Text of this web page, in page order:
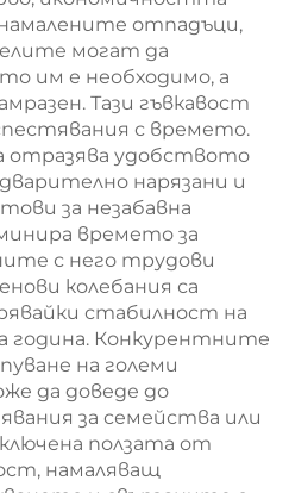
отпадъци,
могат да
им е необходимо, а
Тази гъвкавост
с времето.
отразява удобството
нарязани и
за незабавна
времето за
с него трудови
колебания са
стабилност на
година. Конкурентните
на големи
да доведе до
за семейства или
ползата от
намаляващ